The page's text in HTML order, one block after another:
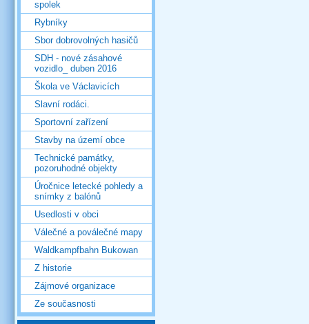
spolek
Rybníky
Sbor dobrovolných hasičů
SDH - nové zásahové
vozidlo_ duben 2016
Škola ve Václavicích
Slavní rodáci.
Sportovní zařízení
Stavby na území obce
Technické památky,
pozoruhodné objekty
Úročnice letecké pohledy a
snímky z balónů
Usedlosti v obci
Válečné a poválečné mapy
Waldkampfbahn Bukowan
Z historie
Zájmové organizace
Ze současnosti